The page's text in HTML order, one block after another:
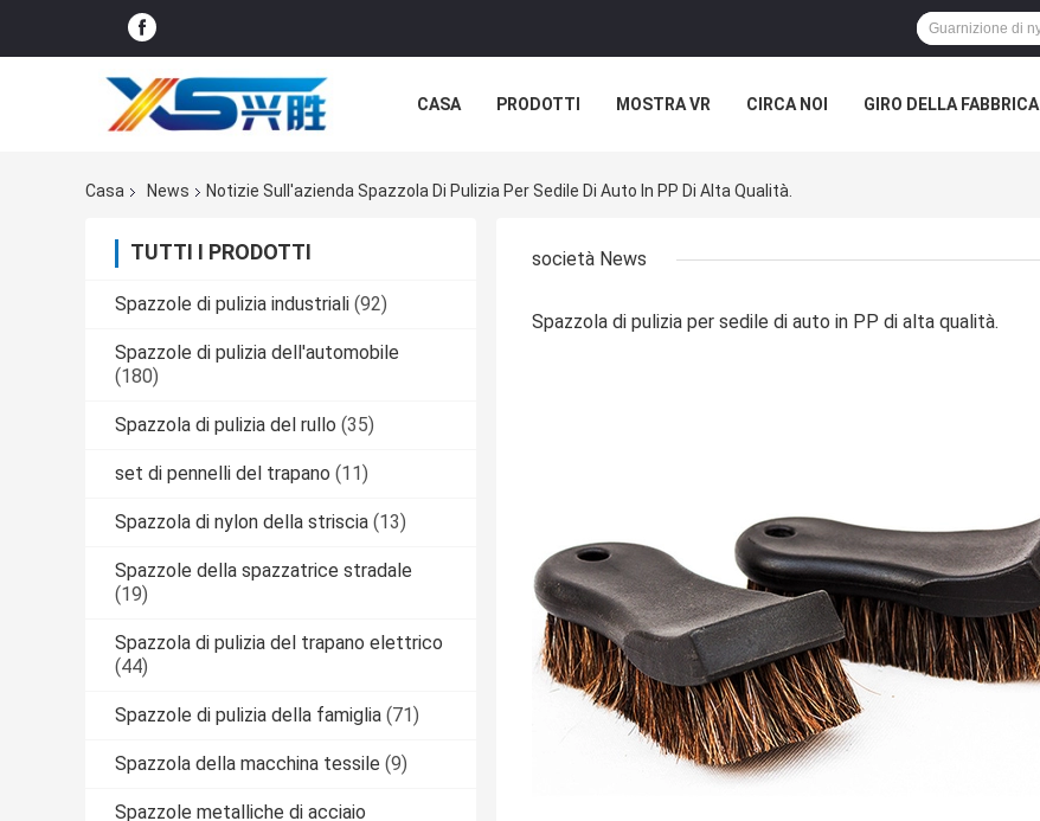
CASA PRODOTTI MOSTRA VR CIRCA NOI GIRO DELLA FABBRICA
Casa
News Notizie Sull'azienda Spazzola Di Pulizia Per Sedile Di Auto In PP Di Alta Qualità.
TUTTI I PRODOTTI
Spazzole di pulizia industriali (92)
Spazzole di pulizia dell'automobile
(180)
Spazzola di pulizia del rullo (35)
set di pennelli del trapano (11)
Spazzola di nylon della striscia (13)
Spazzole della spazzatrice stradale
(19)
Spazzola di pulizia del trapano elettrico
(44)
Spazzole di pulizia della famiglia (71)
Spazzola della macchina tessile (9)
Spazzole metalliche di acciaio
società News
Spazzola di pulizia per sedile di auto in PP di alta qualità.